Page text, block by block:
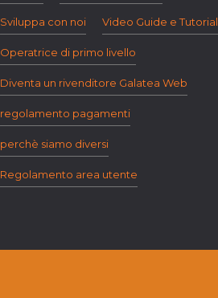
Sviluppa con noi Video Guide e Tutorial
Operatrice di primo livello
Diventa un rivenditore Galatea Web
regolamento pagamenti
perchè siamo diversi
Regolamento area utente